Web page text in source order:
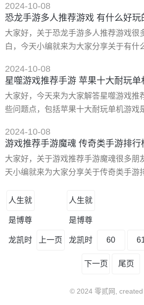
游戏 《我的世界》、《上帝》、《传送
的世界》、《**世界建造者》等。 1、
界是一款沙盒类**视频游戏。其灵感来
·泊松（notch）开创，现由mojang ab
2024-10-08
恐龙手游多人推荐游戏 有什么好
大家好，关于恐龙手游多人推荐游戏很
白，今天小编就来为大家分享关于有什
个好玩 在恐龙进化模式中我们能够看到
着各个不同的恐龙品种，也为我们做到
里玩家还可以看到恐龙不同的进化方向
化游戏有哪些呢？小编在这里也为大家
2024-10-08
星噬游戏推荐手游 苹果十大耐玩单
大家好，今天来为大家解答星噬游戏推
些问题点，包括苹果十大耐玩单机游戏
一起来看看吧！如果解决了您的问题，
哦，谢谢~ 一、有什么好玩的手机单机游戏 手机游戏的可玩*
是个大问题，很多游戏都是好看不好玩
迷，这里给大家推荐几个真正好玩的手
2024-10-08
游戏推荐手游魔魂 传奇类手游排行
大家好，关于游戏推荐手游魔魂很多朋
天小编就来为大家分享关于传奇类手游
手游魔魂搭配攻略 蓝港互动横版魔幻动
互动自主**手游系列王者之剑的第二部
马打造，延续了亚瑟王的文化经典，并
人生就
是博尊
龙凯时 上一页
人生就
是博尊
龙凯时 60
下一页 尾页
© 2024 零贰网, created